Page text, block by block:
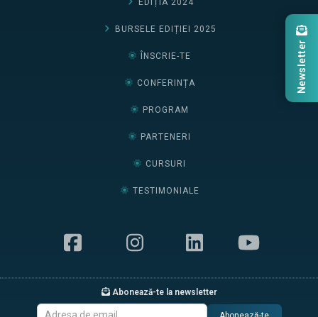
BURSELE EDIȚIEI 2025
ÎNSCRIE-TE
CONFERINȚA
PROGRAM
PARTENERI
CURSURI
TESTIMONIALE
Abonează-te la newsletter
Newsletter